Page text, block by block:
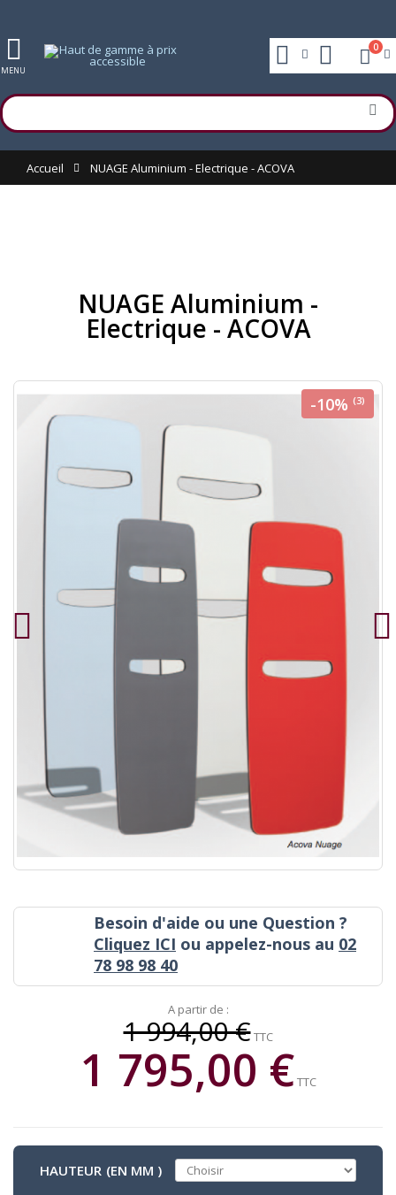
MENU
0
Accueil NUAGE Aluminium - Electrique - ACOVA
NUAGE Aluminium -
Electrique - ACOVA
-10% (3)
Besoin d'aide ou une Question ?
Cliquez ICI ou appelez-nous au 02
78 98 98 40
A partir de :
1 994,00 €TTC
1 795,00 €TTC
HAUTEUR (EN MM )